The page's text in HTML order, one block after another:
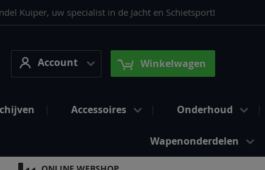
Kuiper, uw specialist in de Jacht en Schietsport!
AccountAccount Winkelwagen
Accessoires Onderhoud
Wapenonderdelen